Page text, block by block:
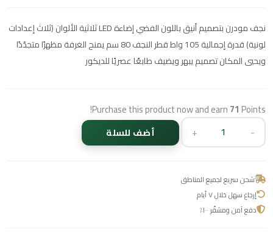
نجف مودرن بتصميم أنيق باللون الفضي إضاءة LED ثلاثية الألوان (ثلاث إعدادات
لونية) قدرة إجمالية 105 واط قطر النجف 80 سم يمنح الغرفة مظهرًا متجدّدًا
ويحيي المكان تصميم يبهر ويضيف طابعًا عصريًا للديكور
Purchase this product now and earn71 Points!
-
+ أضف للسلة
شحن سريع لجميع المناطق
إرجاع سهل خلال ٧ أيام
دفع آمن ومشفّر ١٠٠٪